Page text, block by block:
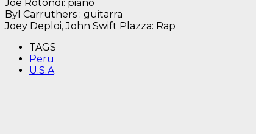
Joe Rotondi: piano
Byl Carruthers : guitarra
Joey Deploi, John Swift Plazza: Rap
TAGS
Peru
U.S.A